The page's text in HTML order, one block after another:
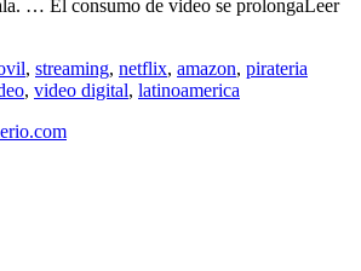
… El consumo de video se prolongaLeer
, streaming, netflix, amazon, pirateria
, video digital, latinoamerica